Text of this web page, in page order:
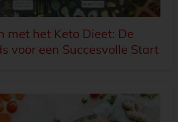
met het Keto Dieet: De
voor een Succesvolle Start